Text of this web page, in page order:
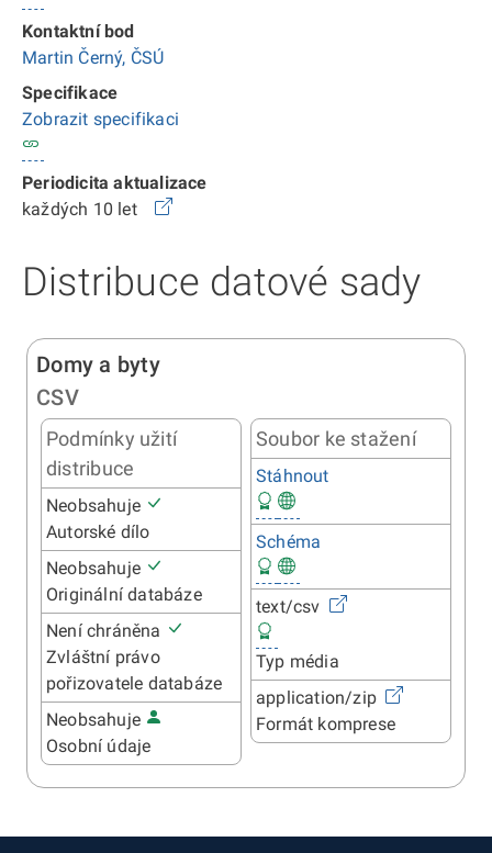
Kontaktní bod
Martin Černý, ČSÚ
Specifikace
Zobrazit specifikaci
Periodicita aktualizace
každých 10 let
Distribuce datové sady
Domy a byty
CSV
Podmínky užití
distribuce
Neobsahuje
Autorské dílo
Neobsahuje
Originální databáze
Není chráněna
Zvláštní právo
pořizovatele databáze
Neobsahuje
Osobní údaje
Soubor ke stažení
Stáhnout
Schéma
text/csv
Typ média
application/zip
Formát komprese